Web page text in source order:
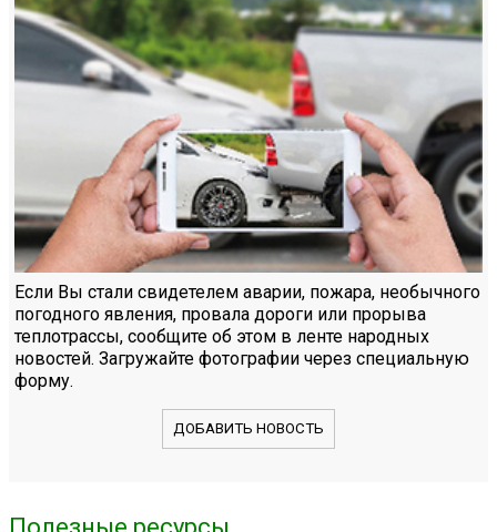
Если Вы стали свидетелем аварии, пожара, необычного
погодного явления, провала дороги или прорыва
теплотрассы, сообщите об этом в ленте народных
новостей. Загружайте фотографии через специальную
форму.
ДОБАВИТЬ НОВОСТЬ